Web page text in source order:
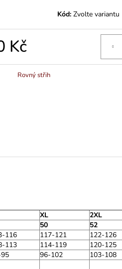
Kód: Zvolte variantu
Kč
Rovný střih
XL
2XL
50
52
116 117-121
122-126
113 114-119
120-125
96-102 103-108